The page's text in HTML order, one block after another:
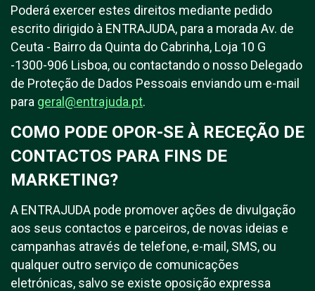
Poderá exercer estes direitos mediante pedido
escrito dirigido à ENTRAJUDA, para a morada Av. de
Ceuta - Bairro da Quinta do Cabrinha, Loja 10 G
-1300-906 Lisboa, ou contactando o nosso Delegado
de Proteção de Dados Pessoais enviando um e-mail
para geral@entrajuda.pt.
COMO PODE OPOR-SE À RECEÇÃO DE
CONTACTOS PARA FINS DE
MARKETING?
A ENTRAJUDA pode promover ações de divulgação
aos seus contactos e parceiros, de novas ideias e
campanhas através de telefone, e-mail, SMS, ou
qualquer outro serviço de comunicações
eletrónicas, salvo se existe oposição expressa